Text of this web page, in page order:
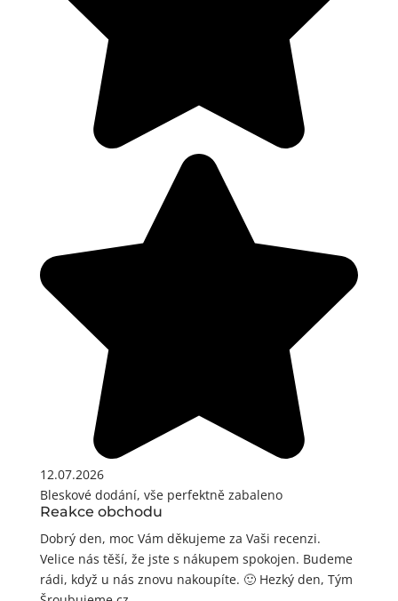
12.07.2026
Bleskové dodání, vše perfektně zabaleno
Reakce obchodu
Dobrý den, moc Vám děkujeme za Vaši recenzi.
Velice nás těší, že jste s nákupem spokojen. Budeme
rádi, když u nás znovu nakoupíte. 🙂 Hezký den, Tým